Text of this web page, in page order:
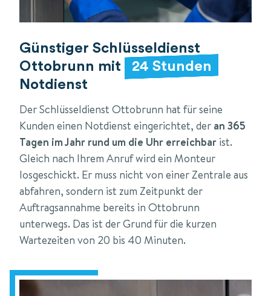
Günstiger Schlüsseldienst
Ottobrunn mit
24 Stunden
Notdienst
Der Schlüsseldienst Ottobrunn hat für seine
Kunden einen Notdienst eingerichtet, der an 365
Tagen im Jahr rund um die Uhr erreichbar ist.
Gleich nach Ihrem Anruf wird ein Monteur
losgeschickt. Er muss nicht von einer Zentrale aus
abfahren, sondern ist zum Zeitpunkt der
Auftragsannahme bereits in Ottobrunn
unterwegs. Das ist der Grund für die kurzen
Wartezeiten von 20 bis 40 Minuten.